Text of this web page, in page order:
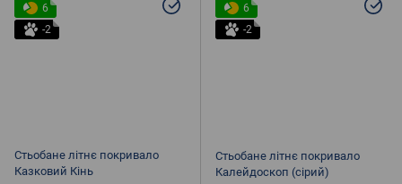
6
-2
Стьобане літнє покривало
Казковий Кінь
6
-2
Стьобане літнє покривало
Калейдоскоп (сірий)